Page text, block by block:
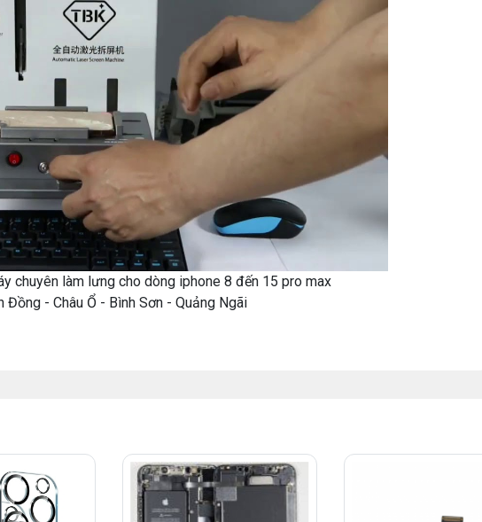
chuyên làm lưng cho dòng iphone 8 đến 15 pro max
- Châu Ổ - Bình Sơn - Quảng Ngãi